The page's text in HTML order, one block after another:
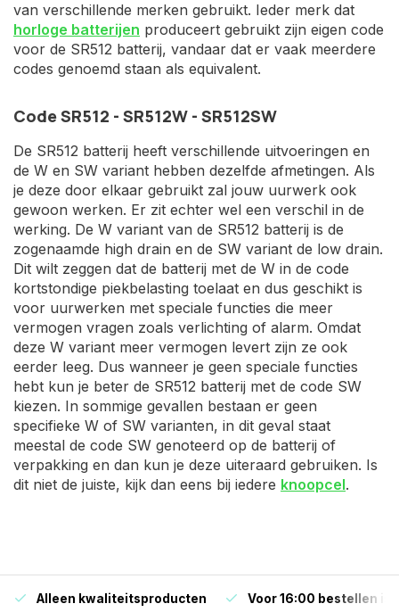
van verschillende merken gebruikt. Ieder merk dat
horloge batterijen produceert gebruikt zijn eigen code
voor de SR512 batterij, vandaar dat er vaak meerdere
codes genoemd staan als equivalent.
Code SR512 - SR512W - SR512SW
De SR512 batterij heeft verschillende uitvoeringen en
de W en SW variant hebben dezelfde afmetingen. Als
je deze door elkaar gebruikt zal jouw uurwerk ook
gewoon werken. Er zit echter wel een verschil in de
werking. De W variant van de SR512 batterij is de
zogenaamde high drain en de SW variant de low drain.
Dit wilt zeggen dat de batterij met de W in de code
kortstondige piekbelasting toelaat en dus geschikt is
voor uurwerken met speciale functies die meer
vermogen vragen zoals verlichting of alarm. Omdat
deze W variant meer vermogen levert zijn ze ook
eerder leeg. Dus wanneer je geen speciale functies
hebt kun je beter de SR512 batterij met de code SW
kiezen. In sommige gevallen bestaan er geen
specifieke W of SW varianten, in dit geval staat
meestal de code SW genoteerd op de batterij of
verpakking en dan kun je deze uiteraard gebruiken. Is
dit niet de juiste, kijk dan eens bij iedere knoopcel.
Alleen kwaliteitsproducten Voor 16:00 bestellen is